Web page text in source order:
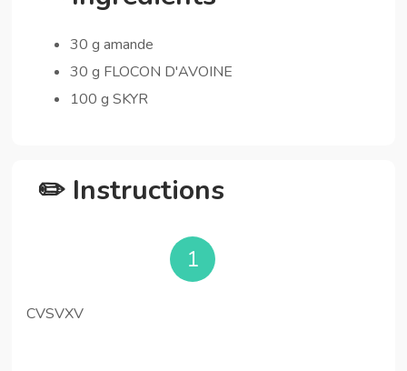
30 g amande
30 g FLOCON D'AVOINE
100 g SKYR
✏️ Instructions
1
CVSVXV